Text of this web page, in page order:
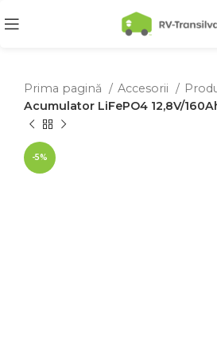
Prima pagină Accesorii
Acumulator LiFePO4 12,8V/
-5%